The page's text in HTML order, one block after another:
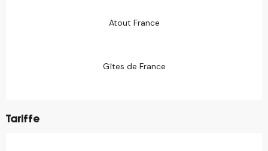
Atout France
Gîtes de France
Tariffe